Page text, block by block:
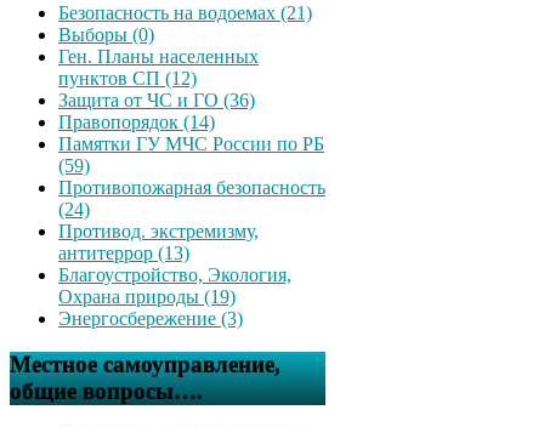
Безопасность на водоемах (21)
Выборы (0)
Ген. Планы населенных
пунктов СП (12)
Защита от ЧС и ГО (36)
Правопорядок (14)
Памятки ГУ МЧС России по РБ
(59)
Противопожарная безопасность
(24)
Противод. экстремизму,
антитеррор (13)
Благоустройство, Экология,
Охрана природы (19)
Энергосбережение (3)
Местное самоуправление,
общие вопросы….